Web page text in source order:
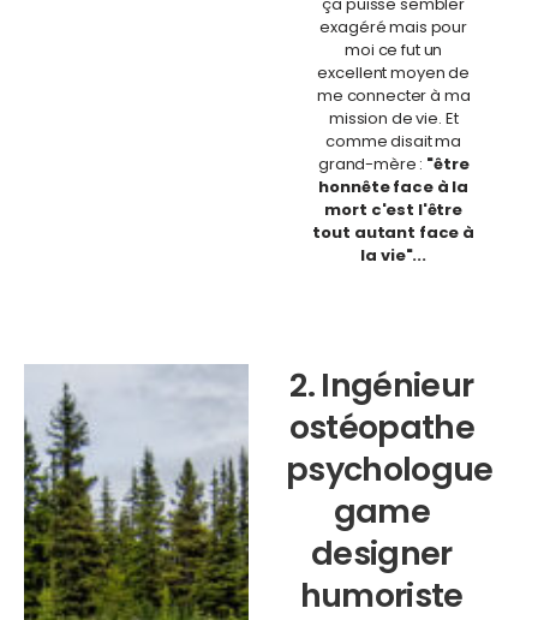
exagéré mais pour
moi ce fut un
excellent moyen de
me connecter à ma
mission de vie. Et
comme disait ma
grand-mère : "être
honnête face à la
mort c'est l'être
tout autant face à
la vie"...
2. Ingénieur
ostéopathe
psychologue
game
designer
humoriste